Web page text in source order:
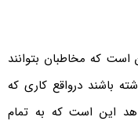
که مخاطبان بتوانند
باشند درواقع کاری که
این است که به تمام